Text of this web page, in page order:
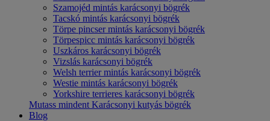
Szamojéd mintás karácsonyi bögrék
Tacskó mintás karácsonyi bögrék
Törpe pincser mintás karácsonyi bögrék
Törpespicc mintás karácsonyi bögrék
Uszkáros karácsonyi bögrék
Vizslás karácsonyi bögrék
Welsh terrier mintás karácsonyi bögrék
Westie mintás karácsonyi bögrék
Yorkshire terrieres karácsonyi bögrék
Mutass mindent Karácsonyi kutyás bögrék
Blog